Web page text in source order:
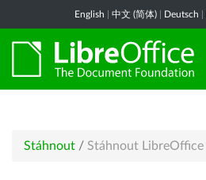
English 中文 (简体) Deutsch
Stáhnout / Stáhnout LibreOffice